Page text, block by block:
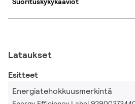
Lataukset
Esitteet
Energiatehokkuusmerkintä